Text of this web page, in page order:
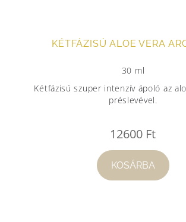
KÉTFÁZISÚ ALOE VERA
30 ml
Kétfázisú szuper intenzív ápoló az
préslevével.
12600 Ft
KOSÁRBA